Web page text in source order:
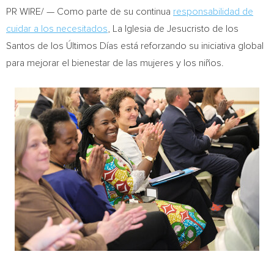
PR WIRE/ — Como parte de su continua responsabilidad de
cuidar a los necesitados , La Iglesia de Jesucristo de los
Santos de los Últimos Días está reforzando su iniciativa global
para mejorar el bienestar de las mujeres y los niños.